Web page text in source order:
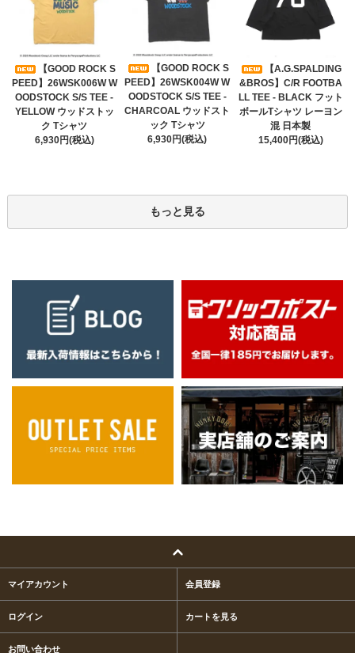
【GOOD ROCK S
PEED】26WSK006W W
OODSTOCK S/S TEE -
YELLOW ウッドストッ
ク Tシャツ
6,930円(税込)
【GOOD ROCK S
PEED】26WSK004W W
OODSTOCK S/S TEE -
CHARCOAL ウッドスト
ック Tシャツ
6,930円(税込)
【A.G.SPALDING
&BROS】C/R FOOTBA
LL TEE - BLACK フット
ボールTシャツ レーヨン
混 日本製
15,400円(税込)
もっと見る
マイアカウント 会員登録
ログイン カートを見る
お問い合わせ